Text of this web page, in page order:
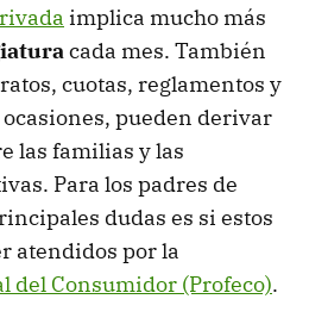
implica mucho más
cada mes. También
cuotas, reglamentos y
pueden derivar
las familias y las
Para los padres de
dudas es si estos
atendidos por la
del Consumidor (Profeco).